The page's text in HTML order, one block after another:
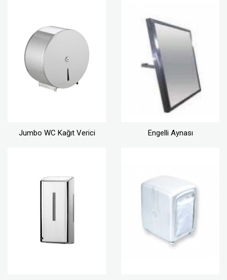
Jumbo WC Kağıt Verici Engelli Aynası